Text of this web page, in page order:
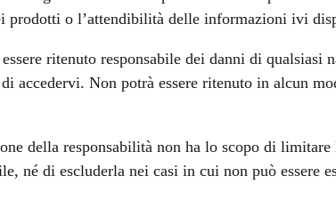
prodotti o l’attendibilità delle informazioni ivi
ritenuto responsabile dei danni di qualsiasi
accedervi. Non potrà essere ritenuto in alcun
della responsabilità non ha lo scopo di
né di escluderla nei casi in cui non può essere